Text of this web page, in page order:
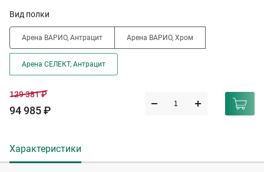
Вид полки
Арена ВАРИО, Антрацит Арена ВАРИО, Хром
Арена СЕЛЕКТ, Антрацит
129 381 ₽
94 985 ₽
Характеристики